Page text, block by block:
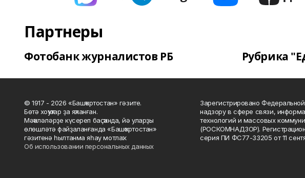
Партнеры
Фотобанк журналистов РБ Рубрика
© 1917 - 2026 «Башҡортостан» гәзите.
Бөтә хоҡуҡтар ҙа яҡланған.
Мәҡәләләрҙе күсереп баҫҡанда, йә уларҙы
өлөшләтә файҙаланғанда «Башҡортостан»
гәзитенә һылтанма яһау мотлаҡ.
Об использовании персональных данных
Зарегистрировано
надзору в сфере связи,
технологий и массовых
(РОСКОМНАДЗОР).
серия ПИ ФС77-33205 от 11